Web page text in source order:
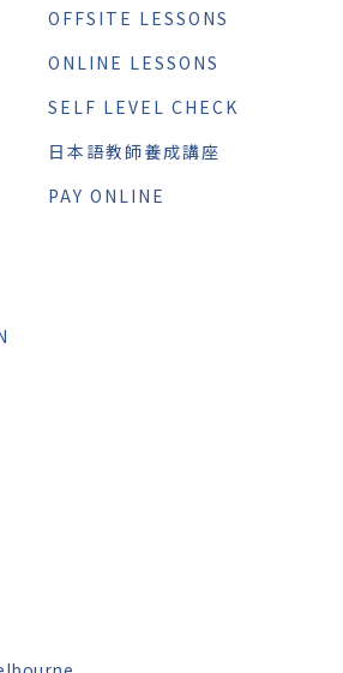
OFFSITE LESSONS
ONLINE LESSONS
SELF LEVEL CHECK
日本語教師養成講座
PAY ONLINE